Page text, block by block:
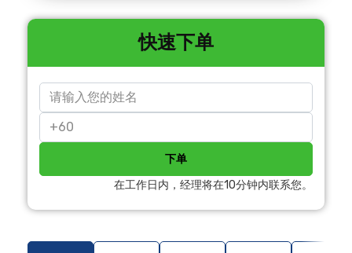
快速下单
下单
在工作日内，经理将在10分钟内联系您。